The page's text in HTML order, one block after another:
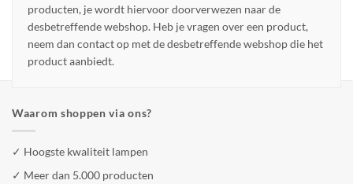
producten, je wordt hiervoor doorverwezen naar de
desbetreffende webshop. Heb je vragen over een product,
neem dan contact op met de desbetreffende webshop die het
product aanbiedt.
Waarom shoppen via ons?
✓ Hoogste kwaliteit lampen
✓ Meer dan 5.000 producten